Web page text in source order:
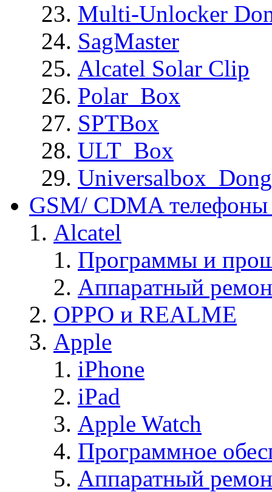
Multi-Unlocker
SagMaster
Alcatel Solar Clip
Polar_Box
SPTBox
ULT_Box
GSM/ CDMA
Alcatel
Программы и
Аппаратный
OPPO и REALME
Apple
iPhone
iPad
Apple Watch
Программное
Аппаратный